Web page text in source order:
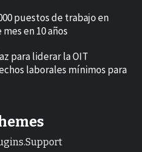
puestos de trabajo en
en 10 años
para liderar la OIT
laborales mínimos para